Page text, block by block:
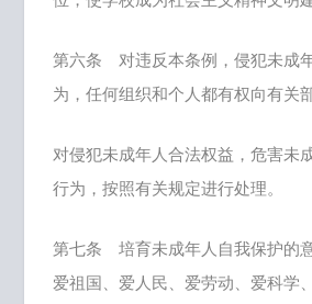
第六条 对违反本条例，侵犯未成
为，任何组织和个人都有权向有关
对侵犯未成年人合法权益，危害未
行为，按照有关规定进行处理。
第七条 培育未成年人自我保护的
爱祖国、爱人民、爱劳动、爱科学